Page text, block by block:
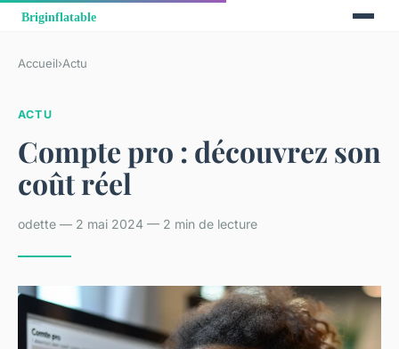
Accueil›Actu
ACTU
Compte pro : découvrez son
coût réel
odette — 2 mai 2024 — 2 min de lecture